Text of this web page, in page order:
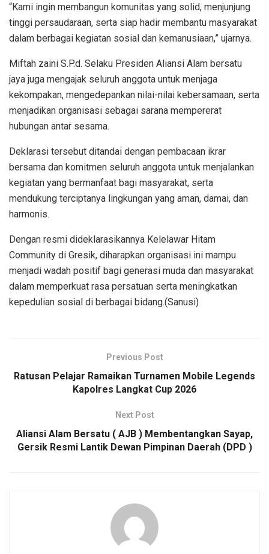
“Kami ingin membangun komunitas yang solid, menjunjung
tinggi persaudaraan, serta siap hadir membantu masyarakat
dalam berbagai kegiatan sosial dan kemanusiaan,” ujarnya.
Miftah zaini S.P.d. Selaku Presiden Aliansi Alam bersatu
jaya juga mengajak seluruh anggota untuk menjaga
kekompakan, mengedepankan nilai-nilai kebersamaan, serta
menjadikan organisasi sebagai sarana mempererat
hubungan antar sesama.
Deklarasi tersebut ditandai dengan pembacaan ikrar
bersama dan komitmen seluruh anggota untuk menjalankan
kegiatan yang bermanfaat bagi masyarakat, serta
mendukung terciptanya lingkungan yang aman, damai, dan
harmonis.
Dengan resmi dideklarasikannya Kelelawar Hitam
Community di Gresik, diharapkan organisasi ini mampu
menjadi wadah positif bagi generasi muda dan masyarakat
dalam memperkuat rasa persatuan serta meningkatkan
kepedulian sosial di berbagai bidang.(Sanusi)
Previous Post
Ratusan Pelajar Ramaikan Turnamen Mobile Legends
Kapolres Langkat Cup 2026
Next Post
Aliansi Alam Bersatu ( AJB ) Membentangkan Sayap,
Gersik Resmi Lantik Dewan Pimpinan Daerah (DPD )